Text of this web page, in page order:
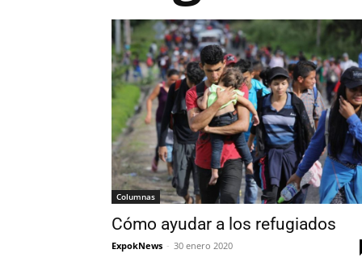
Columnas
Cómo ayudar a los refugiados
ExpokNews - 30 enero 2020